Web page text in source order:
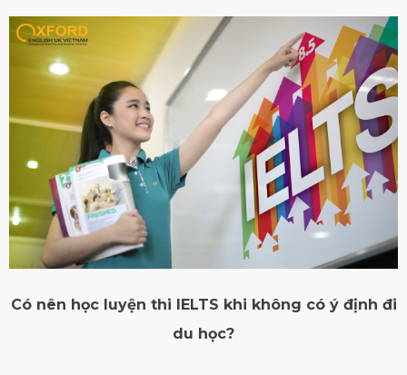
Có nên học luyện thi IELTS khi không có ý định đi
du học?